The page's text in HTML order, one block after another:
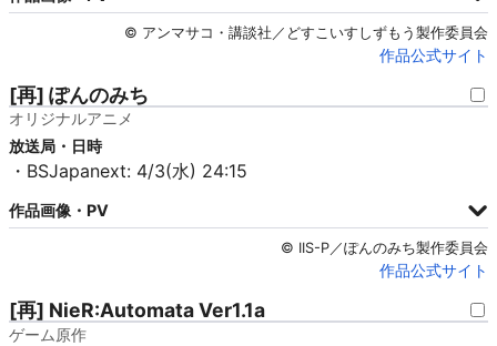
© アンマサコ・講談社／どすこいすしずもう製作委員会
作品公式サイト
[再] ぽんのみち
オリジナルアニメ
放送局・日時
・BSJapanext: 4/3(水) 24:15
作品画像・PV
© IIS-P／ぽんのみち製作委員会
作品公式サイト
[再] NieR:Automata Ver1.1a
ゲーム原作